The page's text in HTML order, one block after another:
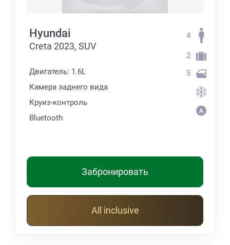
Hyundai
Creta 2023, SUV
Двигатель: 1.6L
Камера заднего вида
Круиз-контроль
Bluetooth
4
2
5
Забронировать
All inclusive